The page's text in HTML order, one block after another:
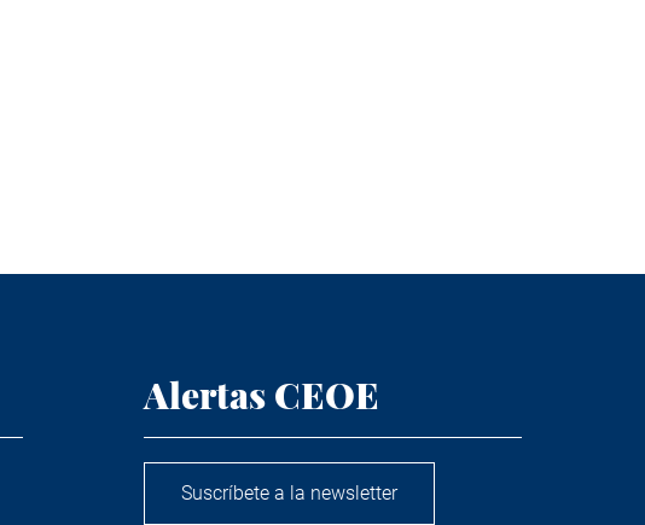
Alertas CEOE
Suscríbete a la newsletter